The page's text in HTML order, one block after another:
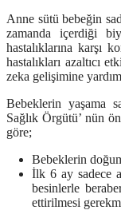
Anne sütü bebeğin
zamanda içerdiği
hastalıklarına karşı
hastalıkları azaltıcı
zeka gelişimine
Bebeklerin yaşama
Sağlık Örgütü’ nün
göre;
Bebeklerin
İlk 6 ay sadece
besinlerle
ettirilmesi